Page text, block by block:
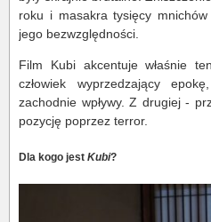
roku i masakra tysięcy
jego bezwzględności.
Film Kubi akcentuje właśnie
człowiek wyprzedzający
zachodnie wpływy. Z drugiej -
pozycję poprzez terror.
Dla kogo jest Kubi?